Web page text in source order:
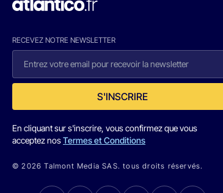
RECEVEZ NOTRE NEWSLETTER
S'INSCRIRE
En cliquant sur s'inscrire, vous confirmez que vous
acceptez nosTermes et Conditions
© 2026 Talmont Media SAS. tous droits réservés.